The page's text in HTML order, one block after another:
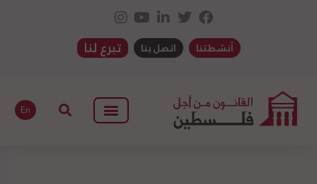
أنشطتنا اتصل بنا تبرع لنا
En